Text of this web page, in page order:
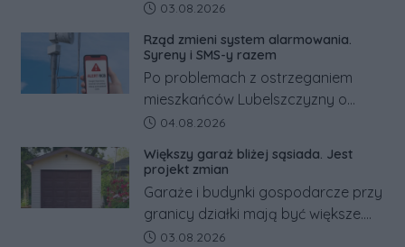
za granicą, gdzie bywa nawet
Co się dzieje?
Data dodania artykułu:
03.08.2026
Rząd zmieni system alarmowania.
Syreny i SMS-y razem
Po problemach z ostrzeganiem
mieszkańców Lubelszczyzny o
rosyjskim zagrożeniu rząd
alarmowych, alertów RCB i aplikacji
w jeden system.
Data dodania artykułu:
04.08.2026
Większy garaż bliżej sąsiada. Jest
projekt zmian
Garaże i budynki gospodarcze przy
granicy działki mają być większe.
Projekt zaostrza też zasady
Data dodania artykułu:
03.08.2026